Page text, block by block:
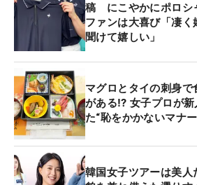
稿 にこやかにポロシ
ファンは大喜び「凄
聞けて嬉しい」
マグロとタイの刺身で
がある⁉ 女子プロが新
た“恥をかかないマナ
韓国女子ツアーは美人